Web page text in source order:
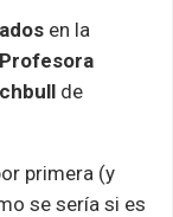
en la
Profesora
de
primera (y
se sería si es